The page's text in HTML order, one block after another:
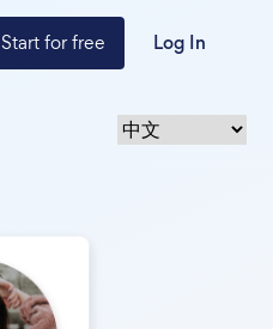
Start for free Log In